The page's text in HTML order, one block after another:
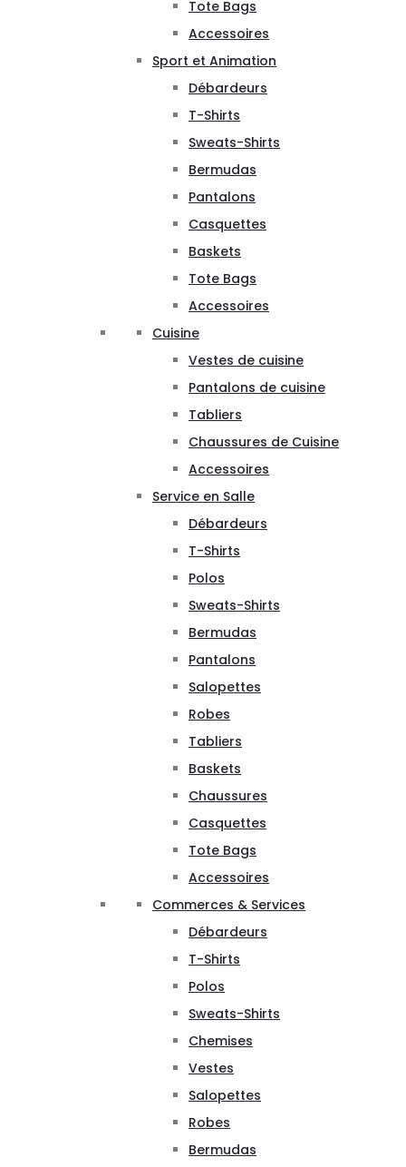
Tote Bags
Accessoires
Sport et Animation
Débardeurs
T-Shirts
Sweats-Shirts
Bermudas
Pantalons
Casquettes
Baskets
Tote Bags
Accessoires
Cuisine
Vestes de cuisine
Pantalons de cuisine
Tabliers
Chaussures de Cuisine
Accessoires
Service en Salle
Débardeurs
T-Shirts
Polos
Sweats-Shirts
Bermudas
Pantalons
Salopettes
Robes
Tabliers
Baskets
Chaussures
Casquettes
Tote Bags
Accessoires
Commerces & Services
Débardeurs
T-Shirts
Polos
Sweats-Shirts
Chemises
Vestes
Salopettes
Robes
Bermudas